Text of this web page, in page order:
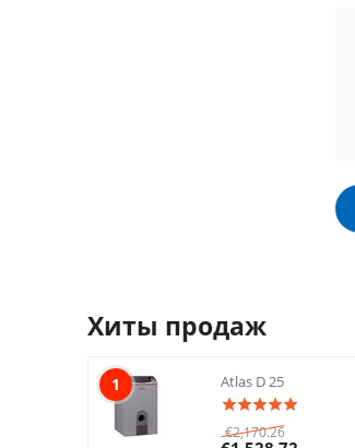
Хиты продаж
1 Atlas D 25
€2,170.26